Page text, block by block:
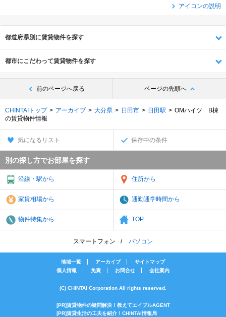
アイコンの説明
都道府県別に賃貸物件を探す
都市にこだわって賃貸物件を探す
前のページへ戻る ページの先頭へ
CHINTAIトップ アーカイブ 大分県 日田市 日田駅
OMハイツ B棟
の賃貸物件情報
気になるリスト 保存中の条件
別の探し方でお部屋を探す
沿線・駅から 住所から
家賃相場から 通勤通学時間から
物件特集から TOP
スマートフォン パソコン
地域一覧 アーカイブ
サイトマップ
個人情報
免責 お問合せ 会社案内
(C) CHINTAI Corporation All rights reserved.
[PR]賃貸物件の疑問解決！教えてエイブルAGENT
[PR]賃貸生活の工夫を紹介！CHINTAI情報局